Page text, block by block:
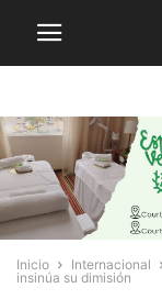
Inicio Internacional
insinúa su dimisión